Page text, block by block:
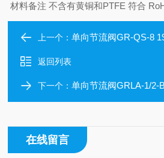
材料备注不含有黄铜和PTFE符合
上一个：单向节流阀GR-QS-8 193970
返回列表
下一个：单向节流阀GRLA-1/2-B
在线留言